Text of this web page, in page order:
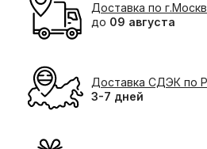
Доставка по
до 09 августа
Доставка СДЭК по
3-7 дней